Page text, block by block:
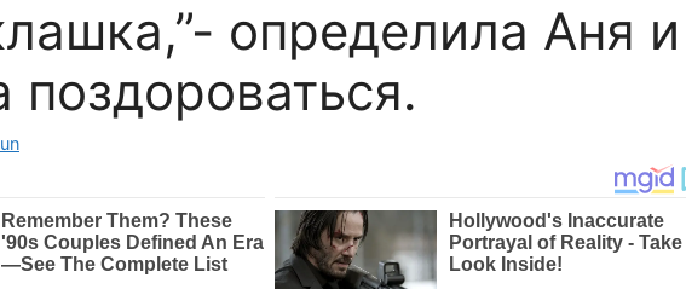
определила Аня и
поздороваться.